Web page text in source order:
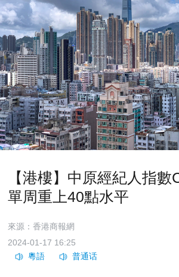
【港樓】中原經紀人指
單周重上40點水平
來源：香港商報網
2024-01-17 16:25